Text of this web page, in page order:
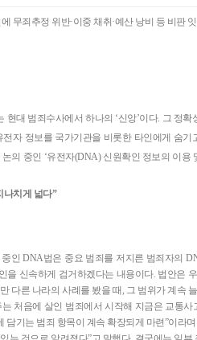
무죄추정 위반·이중 채취·예산 낭비 등 비판
현대 범죄수사에서 하나의 ‘신앙’이다. 그 정
자 정보를 국가기관을 비롯한 타인에게 숨
의 중인 ‘유전자(DNA) 신원확인 정보의 이
나치게 넓다”
인 DNA법은 중요 범죄를 저지른 범죄자의
을 신속하게 검거하겠다는 내용이다. 법안은
다른 나라의 사례를 봤을 때, 그 범위가 계속
처음에 살인 범죄에서 시작해 지금은 교통
담기는 범죄 항목이 계속 확장되게 마련”이라